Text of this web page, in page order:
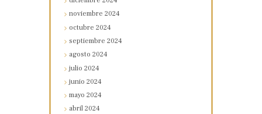
noviembre2024
octubre2024
septiembre2024
agosto2024
julio2024
junio2024
mayo2024
abril2024